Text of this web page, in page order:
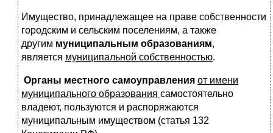
Имущество, принадлежащее на праве собственности
городским и сельским поселениям, а также
другим муниципальным образованиям,
является муниципальной собственностью.
Органы местного самоуправления от имени
муниципального образования самостоятельно
владеют, пользуются и распоряжаются
муниципальным имуществом (статья 132